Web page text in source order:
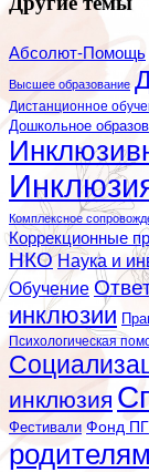
Абсолют-Помощь
Высшее образование
Дистанционное
Дошкольное
Комплексное
Коррекционные
НКО Наука и
Обучение
инклюзии
Психологическая
инклюзия
Фестивали Фонд ПГ
родителям